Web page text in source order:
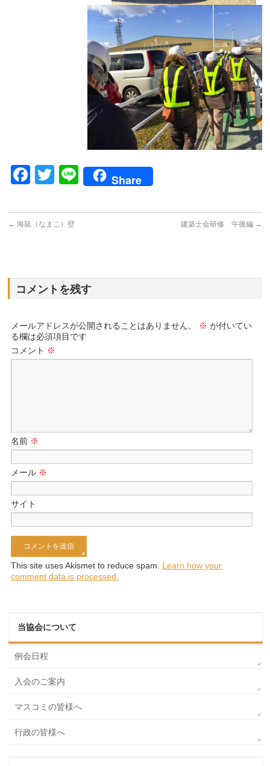
Facebook
Twitter
LineShare
← 海鼠（なまこ）壁 建築士会研修 午後編 →
コメントを残す
メールアドレスが公開されることはありません。 ※ が付いてい
る欄は必須項目です
コメント ※
名前 ※
メール ※
サイト
This site uses Akismet to reduce spam. Learn how your
comment data is processed.
当協会について
例会日程
入会のご案内
マスコミの皆様へ
行政の皆様へ